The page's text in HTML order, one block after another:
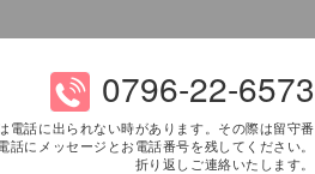
0796-22-6573
電話に出られない時があります。その際は留守番
話にメッセージとお電話番号を残してください。
折り返しご連絡いたします。